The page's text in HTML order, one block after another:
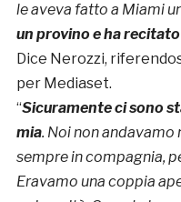
le aveva fatto a Miami
un provino e ha
Dice Nerozzi,
per Mediaset.
“Sicuramente ci sono
mia. Noi non andavamo
sempre in compagnia,
Eravamo una coppia